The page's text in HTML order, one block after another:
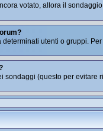
votato, allora il
utenti o gruppi.
sondaggi (questo per